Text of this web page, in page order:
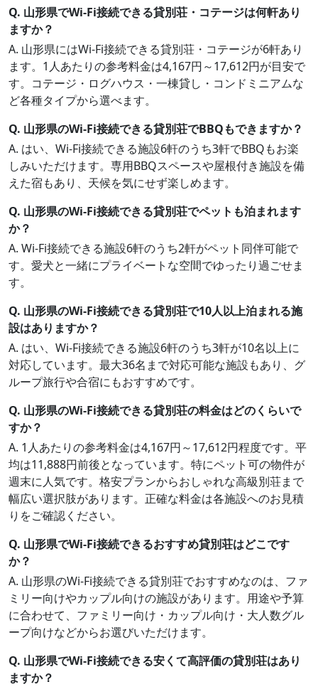
Q. 山形県でWi-Fi接続できる貸別荘・コテージは何軒あり
ますか？
A. 山形県にはWi-Fi接続できる貸別荘・コテージが6軒あり
ます。1人あたりの参考料金は4,167円～17,612円が目安で
す。コテージ・ログハウス・一棟貸し・コンドミニアムな
ど各種タイプから選べます。
Q. 山形県のWi-Fi接続できる貸別荘でBBQもできますか？
A. はい、Wi-Fi接続できる施設6軒のうち3軒でBBQもお楽
しみいただけます。専用BBQスペースや屋根付き施設を備
えた宿もあり、天候を気にせず楽しめます。
Q. 山形県のWi-Fi接続できる貸別荘でペットも泊まれます
か？
A. Wi-Fi接続できる施設6軒のうち2軒がペット同伴可能で
す。愛犬と一緒にプライベートな空間でゆったり過ごせま
す。
Q. 山形県のWi-Fi接続できる貸別荘で10人以上泊まれる施
設はありますか？
A. はい、Wi-Fi接続できる施設6軒のうち3軒が10名以上に
対応しています。最大36名まで対応可能な施設もあり、グ
ループ旅行や合宿にもおすすめです。
Q. 山形県のWi-Fi接続できる貸別荘の料金はどのくらいで
すか？
A. 1人あたりの参考料金は4,167円～17,612円程度です。平
均は11,888円前後となっています。特にペット可の物件が
週末に人気です。格安プランからおしゃれな高級別荘まで
幅広い選択肢があります。正確な料金は各施設へのお見積
りをご確認ください。
Q. 山形県でWi-Fi接続できるおすすめ貸別荘はどこです
か？
A. 山形県のWi-Fi接続できる貸別荘でおすすめなのは、ファ
ミリー向けやカップル向けの施設があります。用途や予算
に合わせて、ファミリー向け・カップル向け・大人数グル
ープ向けなどからお選びいただけます。
Q. 山形県でWi-Fi接続できる安くて高評価の貸別荘はあり
ますか？